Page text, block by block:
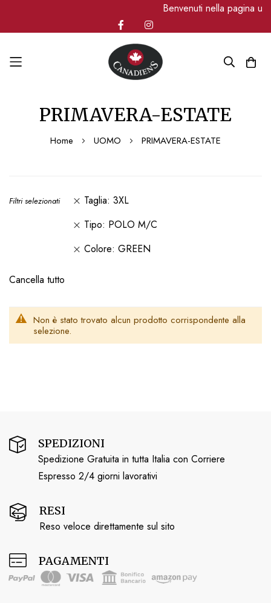
Benvenuti nella pagina
PRIMAVERA-ESTATE
Home UOMO PRIMAVERA-ESTATE
Filtri selezionati Taglia 3XL
Tipo POLO M/C
Colore GREEN
Cancella tutto
Non è stato trovato alcun prodotto corrispondente alla
selezione.
SPEDIZIONI
Spedizione Gratuita in tutta Italia con Corriere
Espresso 2/4 giorni lavorativi
RESI
Reso veloce direttamente sul sito
PAGAMENTI